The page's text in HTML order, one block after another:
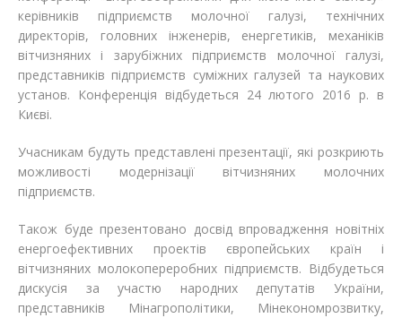
Відгуки
Ліцензії, сертифікати, дипломи
Відео
Вакансії
Автоматизація
Сервіс
Модернізація
керівників підприємств молочної галузі, технічних
директорів, головних інженерів, енергетиків, механіків
вітчизняних і зарубіжних підприємств молочної галузі,
представників підприємств суміжних галузей та наукових
установ. Конференція відбудеться 24 лютого 2016 р. в
Києві.
Учасникам будуть представлені презентації, які розкриють
можливості модернізації вітчизняних молочних
підприємств.
Також буде презентовано досвід впровадження новітніх
енергоефективних проектів європейських країн і
вітчизняних молокопереробних підприємств. Відбудеться
дискусія за участю народних депутатів України,
представників Мінагрополітики, Мінекономрозвитку,